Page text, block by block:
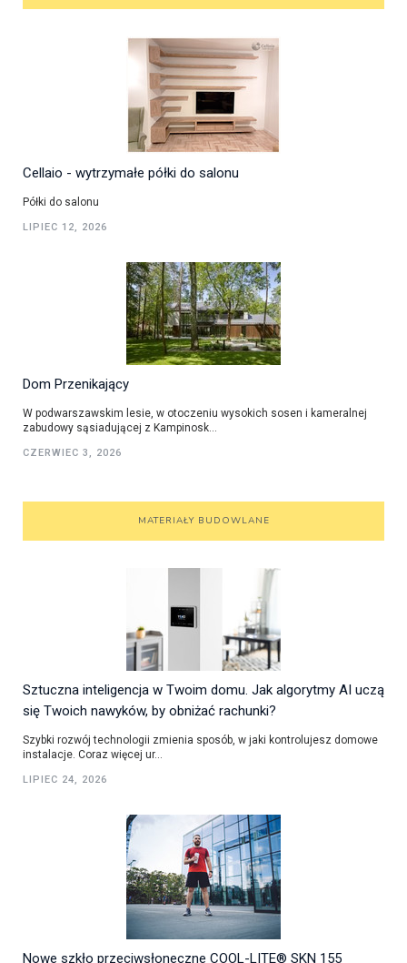
Cellaio - wytrzymałe półki do salonu
Półki do salonu
LIPIEC 12, 2026
Dom Przenikający
W podwarszawskim lesie, w otoczeniu wysokich sosen i kameralnej
zabudowy sąsiadującej z Kampinosk...
CZERWIEC 3, 2026
MATERIAŁY BUDOWLANE
Sztuczna inteligencja w Twoim domu. Jak algorytmy AI uczą
się Twoich nawyków, by obniżać rachunki?
Szybki rozwój technologii zmienia sposób, w jaki kontrolujesz domowe
instalacje. Coraz więcej ur...
LIPIEC 24, 2026
Nowe szkło przeciwsłoneczne COOL-LITE® SKN 155